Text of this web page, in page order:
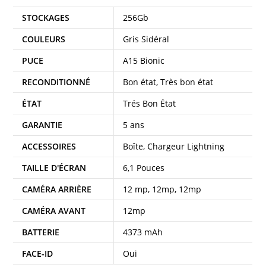
STOCKAGES
256Gb
COULEURS
Gris Sidéral
PUCE
A15 Bionic
RECONDITIONNÉ
Bon état, Très bon état
ÉTAT
Trés Bon État
GARANTIE
5 ans
ACCESSOIRES
Boîte, Chargeur Lightning
TAILLE D'ÉCRAN
6,1 Pouces
CAMÉRA ARRIÈRE
12 mp, 12mp, 12mp
CAMÉRA AVANT
12mp
BATTERIE
4373 mAh
FACE-ID
Oui